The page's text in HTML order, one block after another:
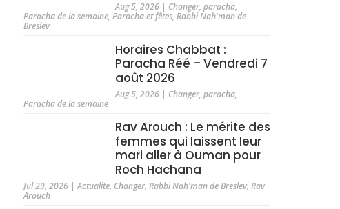
Aug 5, 2026| Changer, paracha,
Paracha de la semaine,Paracha et fêtes,Rabbi Nah'man de
Breslev
Horaires Chabbat :
Paracha Réé – Vendredi 7
août 2026
Aug 5, 2026| Changer, paracha,
Paracha de la semaine
Rav Arouch : Le mérite des
femmes qui laissent leur
mari aller à Ouman pour
Roch Hachana
Jul 29, 2026 |Actualite, Changer,Rabbi Nah'man de Breslev,Rav
Arouch